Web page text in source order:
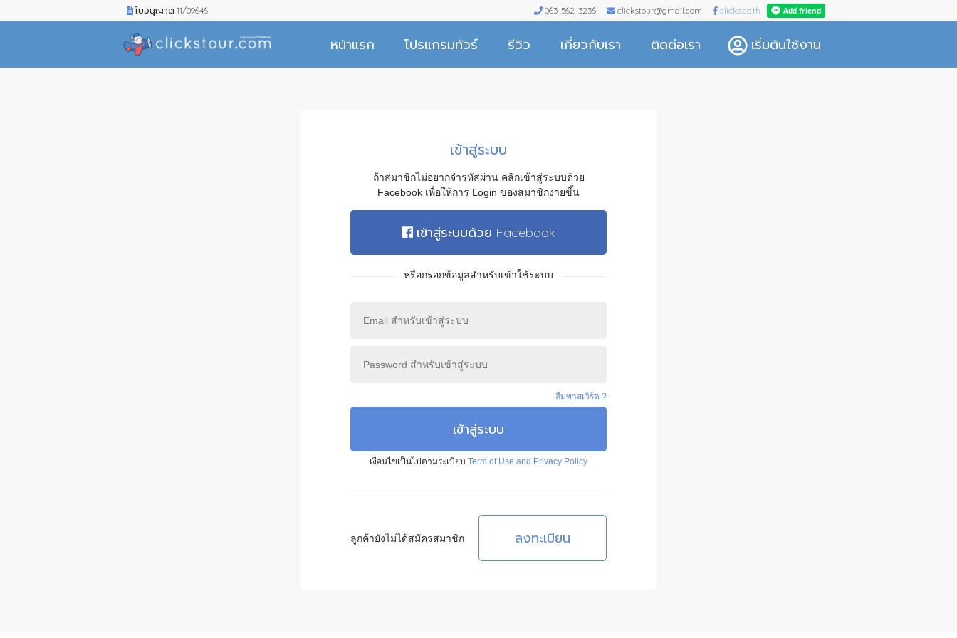
ใบอนุญาต 11/09646 063-562-3236 clickstour@gmail.com clicks.co.th
เริ่มต้นใช้งาน
หน้าแรก โปรแกรมทัวร์ รีวิว เกี่ยวกับเรา ติดต่อเรา
เข้าสู่ระบบ
ถ้าสมาชิกไม่อยากจำรหัสผ่าน คลิกเข้าสู่ระบบด้วย
Facebook เพื่อให้การ Login ของสมาชิกง่ายขึ้น
เข้าสู่ระบบด้วย Facebook
หรือกรอกข้อมูลสำหรับเข้าใช้ระบบ
ลืมพาสเวิร์ด ?
เข้าสู่ระบบ
เงื่อนไขเป็นไปตามระเบียบ Term of Use and Privacy Policy
ลูกค้ายังไม่ได้สมัครสมาชิก ลงทะเบียน